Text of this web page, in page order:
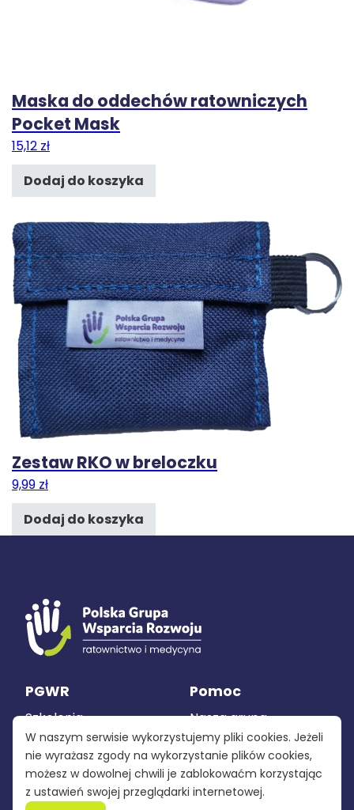
Maska do oddechów ratowniczych
Pocket Mask
15,12 zł
Dodaj do koszyka
Zestaw RKO w breloczku
9,99 zł
Dodaj do koszyka
PGWR
Szkolenia
Sprzęt
Produkcja
Pomoc
Nasza grupa
Polityka
prywatności
W naszym serwisie wykorzystujemy pliki cookies. Jeżeli
nie wyrażasz zgody na wykorzystanie plików cookies,
możesz w dowolnej chwili je zablokowaćm korzystając
z ustawień swojej przeglądarki internetowej.